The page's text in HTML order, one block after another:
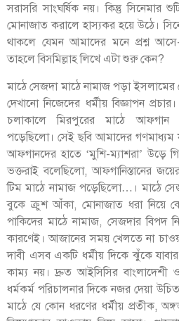
সরাসরি সাংঘর্ষিক নয়। কিন্তু
মোনাজাত করালে হাস্যকর হয়ে উঠে।
থাকলে যেমন আমাদের মনে প্রশ্ন
তাহলে বিসমিল্লাহ লিখে এটা শুরু কেন?
মাঠে সেজদা মাঠে নামাজ পড়া
দেখানো নিজেদের ধর্মীয় বিজ্ঞাপন
চলাকালে মিরপুরের মাঠে আফগান
পড়েছিলো। সেই ছবি আমাদের
আফগানদের হাতে ‘মুশি-ম্যাশরা’ উড়ে
ভক্তরাই বলেছিলো, আফগানিস্তানের
টিম মাঠে নামাজ পড়েছিলো…। মাঠে
বুকে ক্রুশ আঁকা, মোনাজাত ধরা নিয়ে
পাকিদের মাঠে নামাজ, সেজদার বিপদ
কারণেই। আজানের সময় খেলতে না
দাবী এসব একটি ধর্মীয় দিকে ঝুঁকে
কাম্য নয়। দ্রুত আইসিসির বাংলাদেশী ও
ধর্মকর্ম পরিচালনার দিকে নজর দেয়া
মাঠে যে কোন ধরণের ধর্মীয় প্রতীক,